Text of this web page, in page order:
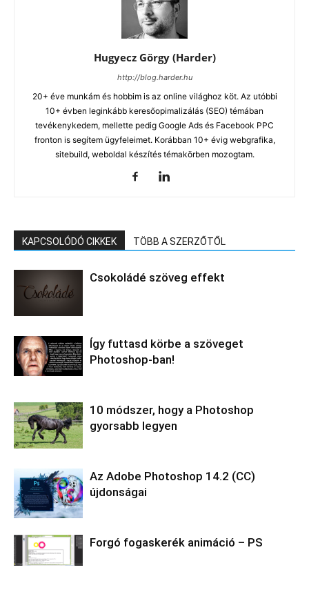
Hugyecz Görgy (Harder)
http://blog.harder.hu
20+ éve munkám és hobbim is az online világhoz köt. Az utóbbi
10+ évben leginkább keresőopimalizálás (SEO) témában
tevékenykedem, mellette pedig Google Ads és Facebook PPC
fronton is segítem ügyfeleimet. Korábban 10+ évig webgrafika,
sitebuild, weboldal készítés témakörben mozogtam.
KAPCSOLÓDÓ CIKKEK TÖBB A SZERZŐTŐL
Csokoládé szöveg effekt
Így futtasd körbe a szöveget
Photoshop-ban!
10 módszer, hogy a Photoshop
gyorsabb legyen
Az Adobe Photoshop 14.2 (CC)
újdonságai
Forgó fogaskerék animáció – PS